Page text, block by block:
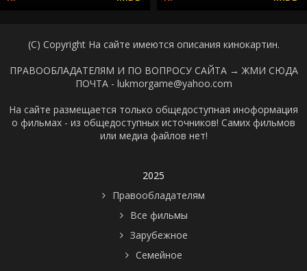
(C) Copyright На сайте имеются описания кинокартин.
ПРАВООБЛАДАТЕЛЯМ И ПО ВОПРОСУ САЙТА → ЖМИ СЮДА
ПОЧТА - lukmorgame@yahoo.com
На сайте размещается только общедоступная иноформация
о фильмах - из общедоступных источников! Самих фильмов
или медиа файлов нет!
2025
Правообладателям
Все фильмы
Зарубежное
Семейное